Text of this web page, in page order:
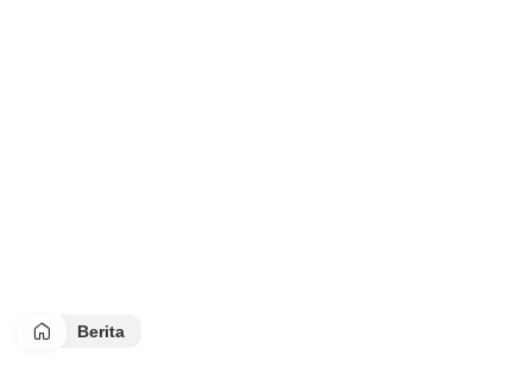
Berita